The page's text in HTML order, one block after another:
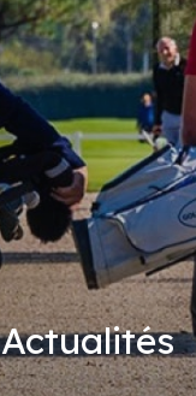
Actualités